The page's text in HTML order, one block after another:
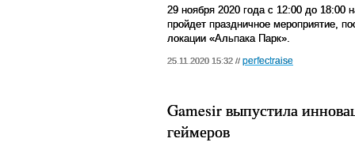
29 ноября 2020 года с 12:00 до 18:00
пройдет праздничное мероприятие,
локации «Альпака Парк».
25.11.2020 15:32 // perfectraise
Gamesir выпустила
геймеров